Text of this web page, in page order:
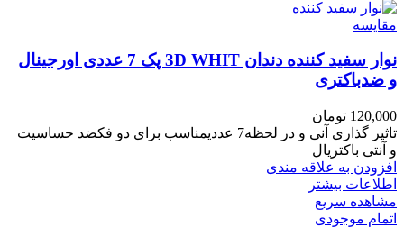
مقایسه
نوار سفید کننده دندان 3D WHIT پک 7 عددی اورجینال
و ضدباکتری
120,000 تومان
تاثیر گذاری آنی و در لحظه7 عددیمناسب برای دو فکضد حساسیت
و آنتی باکتریال
افزودن به علاقه مندی
اطلاعات بیشتر
مشاهده سریع
اتمام موجودی